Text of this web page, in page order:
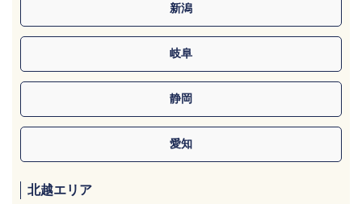
新潟
岐阜
静岡
愛知
北越エリア